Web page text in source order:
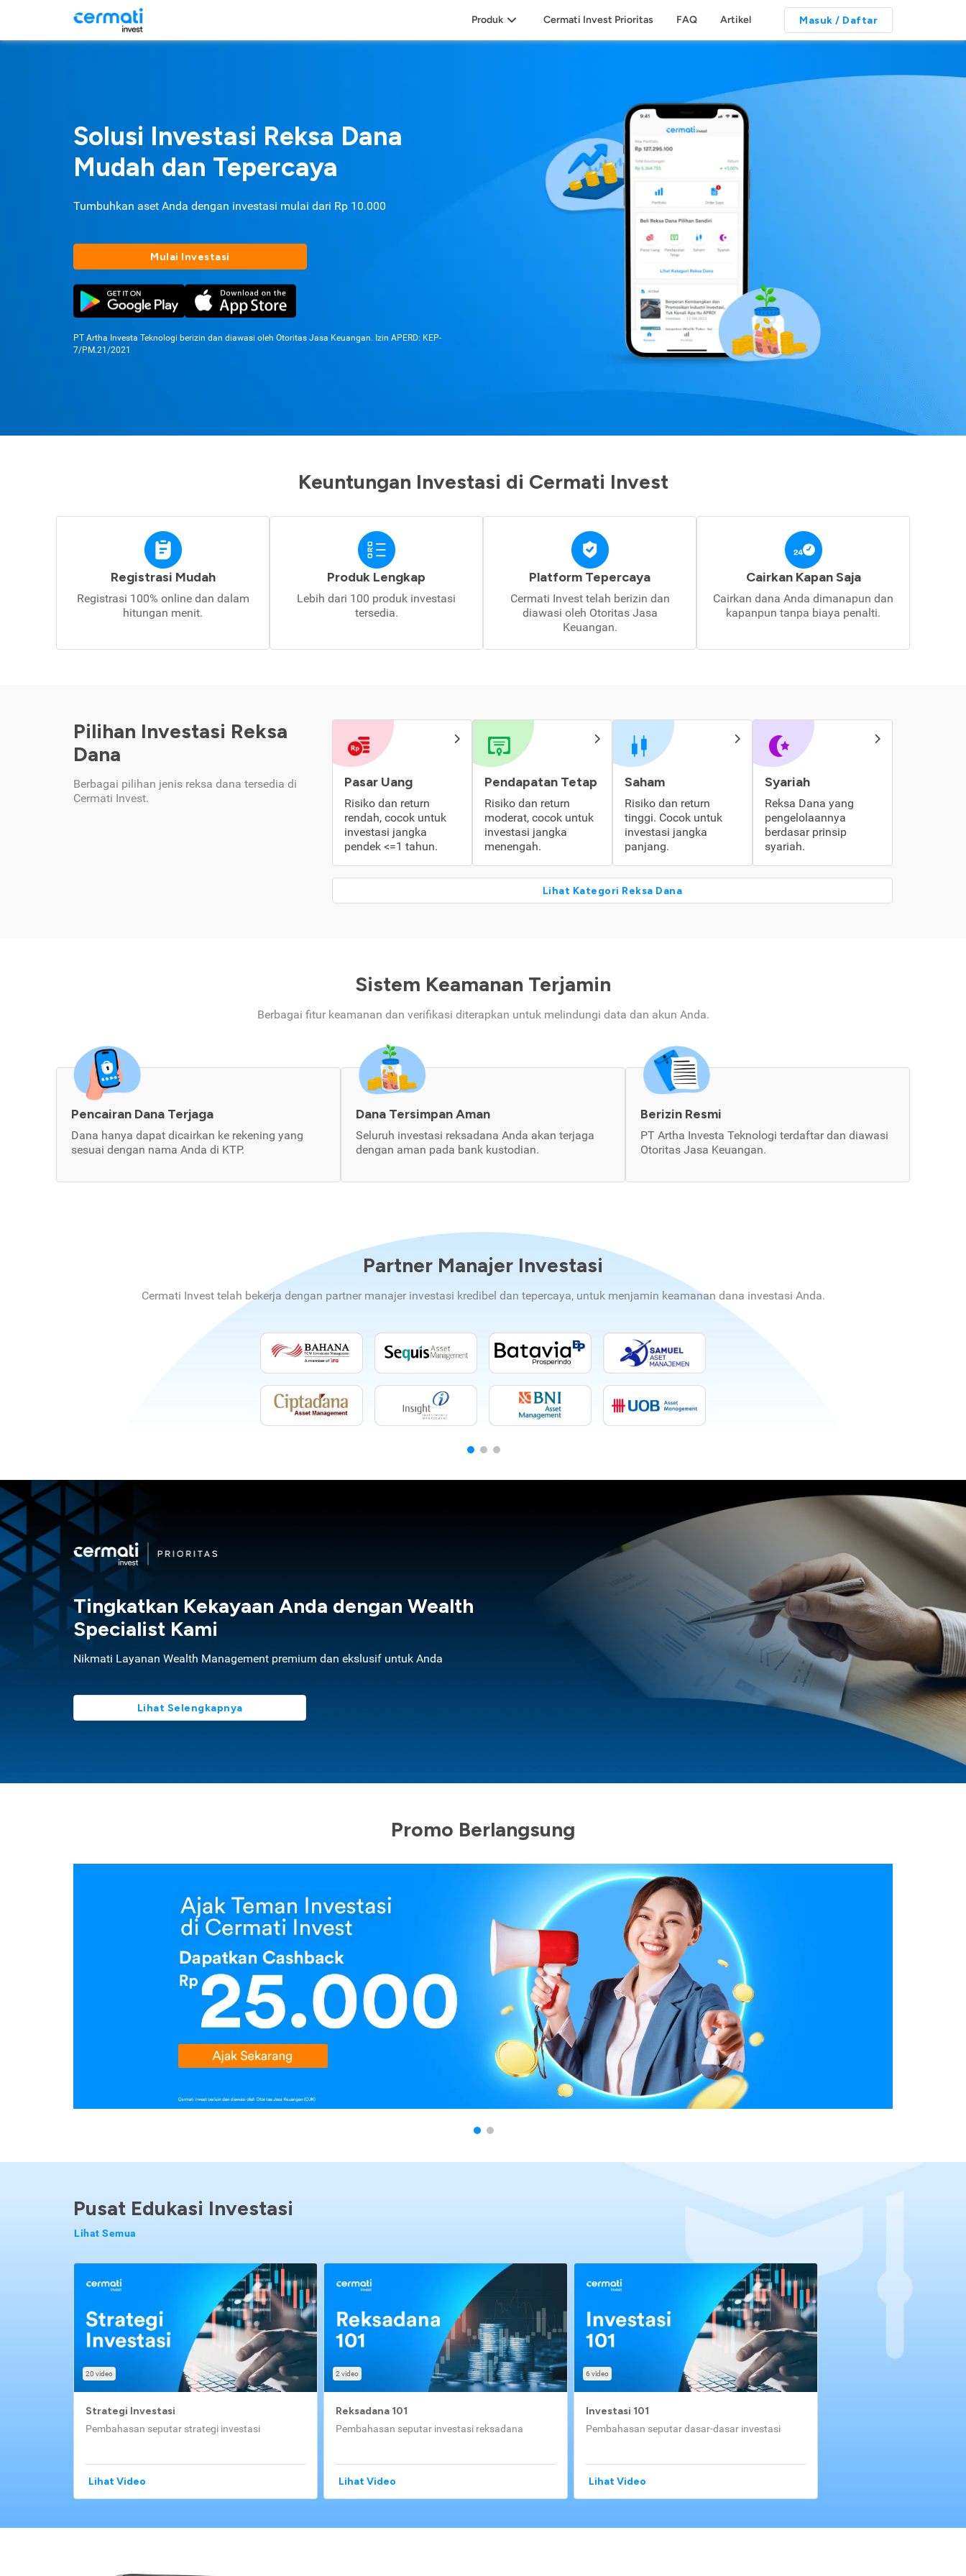
Produk Cermati Invest Prioritas FAQ Artikel Masuk / Daftar
Solusi Investasi Reksa Dana
Mudah dan Tepercaya
Tumbuhkan aset Anda dengan investasi mulai dari Rp 10.000
Mulai Investasi
PT Artha Investa Teknologi berizin dan diawasi oleh Otoritas Jasa Keuangan. Izin APERD: KEP-
7/PM.21/2021
Keuntungan Investasi di Cermati Invest
Registrasi Mudah
Registrasi 100% online dan dalam
hitungan menit.
Produk Lengkap
Lebih dari 100 produk investasi
tersedia.
Platform Tepercaya
Cermati Invest telah berizin dan
diawasi oleh Otoritas Jasa
Keuangan.
Cairkan Kapan Saja
Cairkan dana Anda dimanapun dan
kapanpun tanpa biaya penalti.
Pilihan Investasi Reksa
Dana
Berbagai pilihan jenis reksa dana tersedia di
Cermati Invest.
Pasar Uang
Risiko dan return
rendah, cocok untuk
investasi jangka
pendek <=1 tahun.
Pendapatan Tetap
Risiko dan return
moderat, cocok untuk
investasi jangka
menengah.
Saham
Risiko dan return
tinggi. Cocok untuk
investasi jangka
panjang.
Syariah
Reksa Dana yang
pengelolaannya
berdasar prinsip
syariah.
Lihat Kategori Reksa Dana
Sistem Keamanan Terjamin
Berbagai fitur keamanan dan verifikasi diterapkan untuk melindungi data dan akun Anda.
Pencairan Dana Terjaga
Dana hanya dapat dicairkan ke rekening yang
sesuai dengan nama Anda di KTP.
Dana Tersimpan Aman
Seluruh investasi reksadana Anda akan terjaga
dengan aman pada bank kustodian.
Berizin Resmi
PT Artha Investa Teknologi terdaftar dan diawasi
Otoritas Jasa Keuangan.
Partner Manajer Investasi
Cermati Invest telah bekerja dengan partner manajer investasi kredibel dan tepercaya, untuk menjamin keamanan dana investasi Anda.
Tingkatkan Kekayaan Anda dengan Wealth
Specialist Kami
Nikmati Layanan Wealth Management premium dan ekslusif untuk Anda
Lihat Selengkapnya
Promo Berlangsung
Pusat Edukasi Investasi
Lihat Semua
20 video
Strategi Investasi
Pembahasan seputar strategi investasi
Lihat Video
2 video
Reksadana 101
Pembahasan seputar investasi reksadana
Lihat Video
6 video
Investasi 101
Pembahasan seputar dasar-dasar investasi
Lihat Video